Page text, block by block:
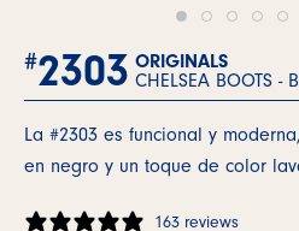
#2303 ORIGINALS
CHELSEA BOOTS -
La #2303 es funcional y
en negro y un toque de color
163 reviews